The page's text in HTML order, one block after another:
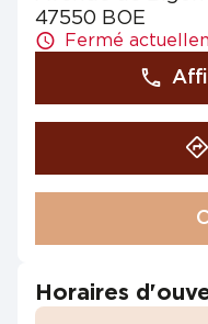
47550 BOE
Fermé
Horaires